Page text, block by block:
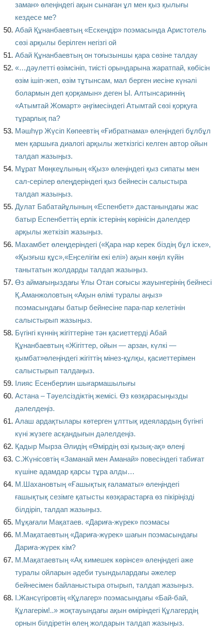
заман» өлеңіндегі ақын сынаған ұл мен қыз қылығы
кездесе ме?
Абай Құнанбаевтың «Ескендір» поэмасында Аристотель
сөзі арқылы берілген негізгі ой
Абай Құнанбаевтың он тоғызыншы қара сөзіне талдау
«…дәулетті өзімсініп, тиісті орындарына жаратпай, көбісін
өзім ішіп-жеп, өзім тұтынсам, мал берген иесіне күнәлі
болармын деп қорқамын» деген Ы. Алтынсариннің
«Атымтай Жомарт» әңгімесіндегі Атымтай сөзі қорқуға
тұрарлық па?
Мәшһүр Жүсіп Көпеевтің «Ғибратнама» өлеңіндегі бұлбұл
мен қаршыға диалогі арқылы жеткізгісі келген автор ойын
талдап жазыңыз.
Мұрат Мөңкеұлының «Қыз» өлеңіндегі қыз сипаты мен
сал-серілер өлеңдеріндегі қыз бейнесін салыстыра
талдап жазыңыз.
Дулат Бабатайұлының «Еспенбет» дастанындағы жас
батыр Еспенбеттің ерлік істерінің көрінісін дәлелдер
арқылы жеткізіп жазыңыз.
Махамбет өлеңдеріндегі («Қара нар керек біздің бұл іске»,
«Қызғыш құс»,«Еңселігім екі елі») ақын көңіл күйін
танытатын жолдарды талдап жазыңыз.
Өз аймағыңыздағы Ұлы Отан соғысы жауынгерінің бейнесі
Қ.Аманжоловтың «Ақын өлімі туралы аңыз»
поэмасындағы батыр бейнесіне пара-пар келетінін
салыстырып жазыңыз.
Бүгінгі күннің жігіттеріне тән қасиеттерді Абай
Құнанбаевтың «Жігіттер, ойын — арзан, күлкі —
қымбат»өлеңіндегі жігіттің мінез-құлқы, қасиеттерімен
салыстырып талдаңыз.
Ілияс Есенберлин шығармашылығы
Астана – Тәуелсіздіктің жемісі. Өз көзқарасыңызды
дәлелдеңіз.
Алаш ардақтылары көтерген ұлттық идеялардың бүгінгі
күні жүзеге асқандығын дәлелдеңіз.
Қадыр Мырза Әлидің «Өмірдің өзі қызық-ақ» өлеңі
С.Жүнісовтің «Заманай мен Аманай» повесіндегі табиғат
күшіне адамдар қарсы тұра алды…
М.Шахановтың «Ғашықтық ғаламаты» өлеңіндегі
ғашықтық сезімге қатысты көзқарастарға өз пікіріңізді
білдіріп, талдап жазыңыз.
Мұқағали Мақатаев. «Дариға-жүрек» поэмасы
М.Мақатаевтың «Дариға-жүрек» шағын поэмасындағы
Дариға-жүрек кім?
М.Мақатаевтың «Ақ кимешек көрінсе» өлеңіндегі әже
туралы ойларын әдеби туындылардағы әжелер
бейнесімен байланыстыра отырып, талдап жазыңыз.
І.Жансүгіровтің «Құлагер» поэмасындағы «Бай-бай,
Құлагерім!..» жоқтауындағы ақын өміріндегі Құлагердің
орнын білдіретін өлең жолдарын талдап жазыңыз.